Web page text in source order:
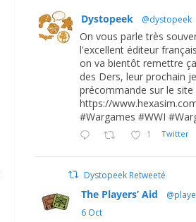
Dystopeek @dystopeek
On vous parle très
l'excellent éditeur
on va bientôt remettre
des Ders, leur prochain
précommande sur le site
https://
#Wargames #WWI
1 Twitter
Dystopeek Retweeté
The Players’ Aid
6 Oct